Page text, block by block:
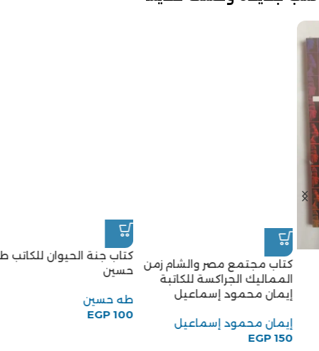
كتاب مجتمع مصر والشام زمن
المماليك الجراكسة للكاتبة
إيمان محمود إسماعيل
إيمان محمود إسماعيل
EGP
كتاب جنة الحيوان للكاتب طه
حسين
طه حسين
EGP